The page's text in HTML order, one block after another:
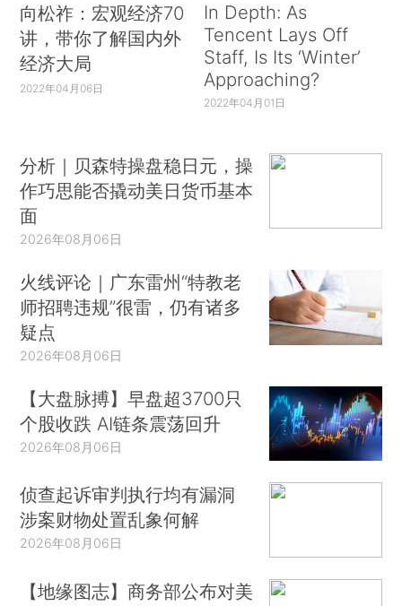
向松祚：宏观经济70
讲，带你了解国内外
经济大局
2022年04月06日
In Depth: As
Tencent Lays Off
Staff, Is Its ‘Winter’
Approaching?
2022年04月01日
分析｜贝森特操盘稳日元，操
作巧思能否撬动美日货币基本
面
2026年08月06日
火线评论｜广东雷州“特教老
师招聘违规”很雷，仍有诸多
疑点
2026年08月06日
【大盘脉搏】早盘超3700只
个股收跌 AI链条震荡回升
2026年08月06日
侦查起诉审判执行均有漏洞
涉案财物处置乱象何解
2026年08月06日
【地缘图志】商务部公布对美